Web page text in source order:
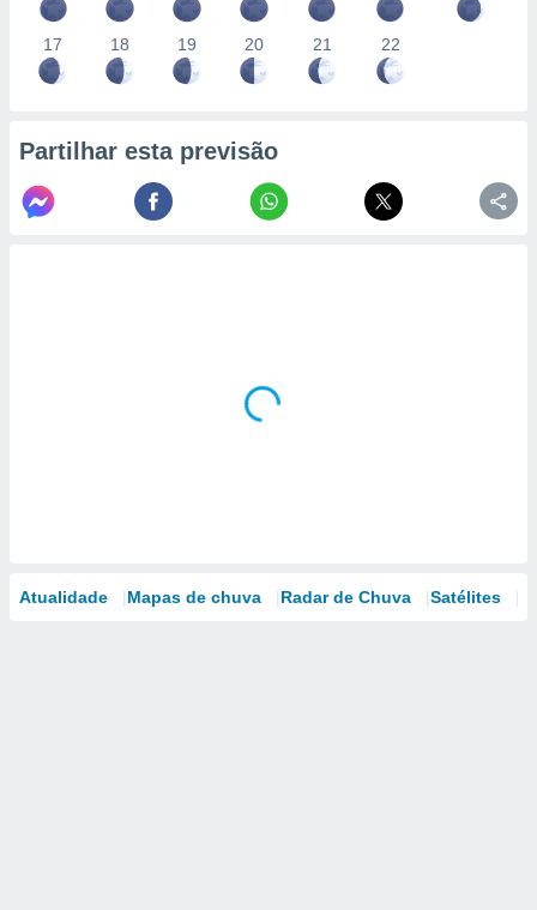
17 18 19 20 21 22
Partilhar esta previsão
Atualidade Mapas de chuva Radar de Chuva Satélites